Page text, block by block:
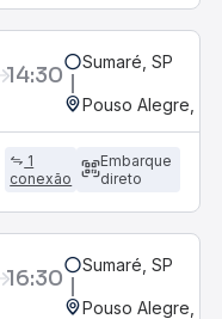
14:30 Sumaré, SP
Pouso Alegre,
1
conexão
Embarque
direto
16:30 Sumaré, SP
Pouso Alegre,